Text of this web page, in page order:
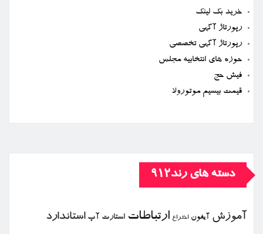
خرید بک لینک
رپورتاژ آگهی
رپورتاژ آگهی تخصصی
حوزه های انتخابیه مجلس
فیش حج
قیمت بیسیم موتورولا
دسته های رند912
آموزش آیفون اختراع ارتباطات استارت آپ استاندارد